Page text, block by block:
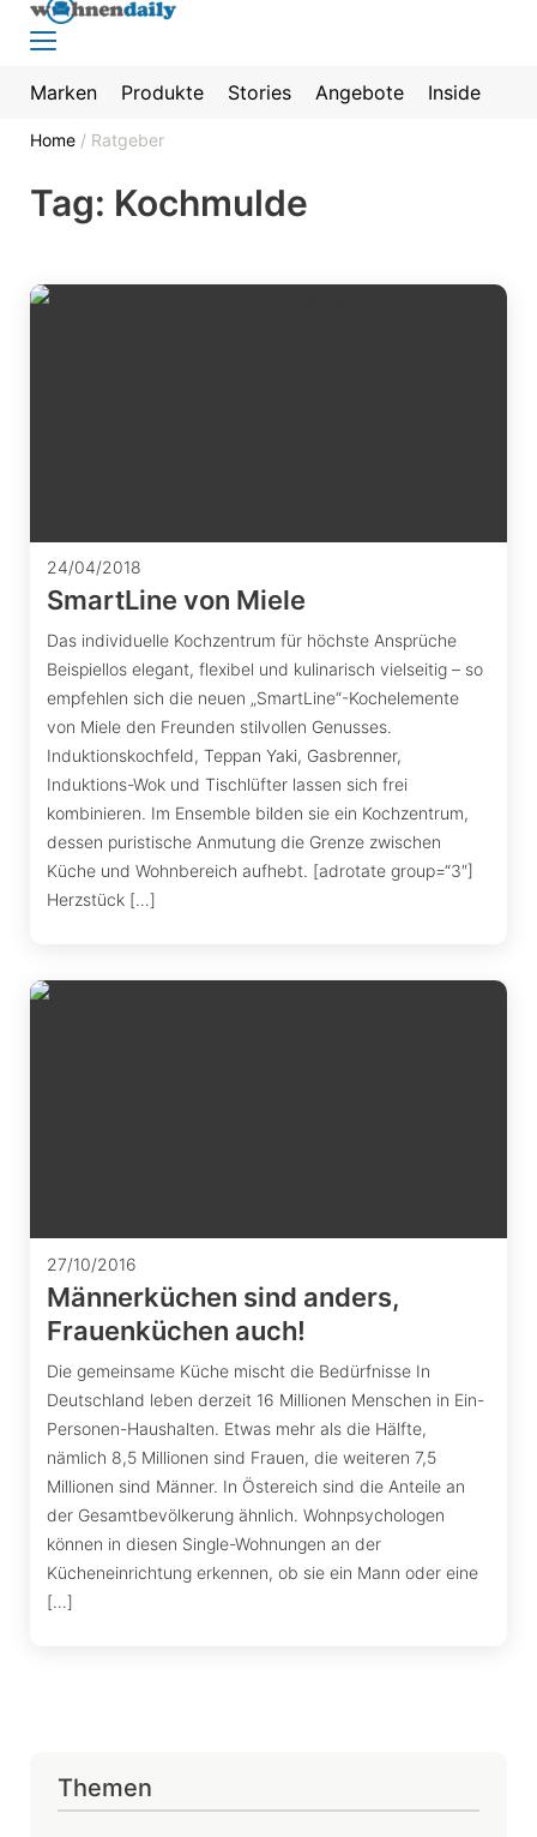
Marken Produkte Stories Angebote Inside
Home / Ratgeber
Tag: Kochmulde
24/04/2018
SmartLine von Miele
Das individuelle Kochzentrum für höchste Ansprüche
Beispiellos elegant, flexibel und kulinarisch vielseitig – so
empfehlen sich die neuen „SmartLine“-Kochelemente
von Miele den Freunden stilvollen Genusses.
Induktionskochfeld, Teppan Yaki, Gasbrenner,
Induktions-Wok und Tischlüfter lassen sich frei
kombinieren. Im Ensemble bilden sie ein Kochzentrum,
dessen puristische Anmutung die Grenze zwischen
Küche und Wohnbereich aufhebt. [adrotate group=“3″]
Herzstück […]
27/10/2016
Männerküchen sind anders,
Frauenküchen auch!
Die gemeinsame Küche mischt die Bedürfnisse In
Deutschland leben derzeit 16 Millionen Menschen in Ein-
Personen-Haushalten. Etwas mehr als die Hälfte,
nämlich 8,5 Millionen sind Frauen, die weiteren 7,5
Millionen sind Männer. In Östereich sind die Anteile an
der Gesamtbevölkerung ähnlich. Wohnpsychologen
können in diesen Single-Wohnungen an der
Kücheneinrichtung erkennen, ob sie ein Mann oder eine
[…]
Themen